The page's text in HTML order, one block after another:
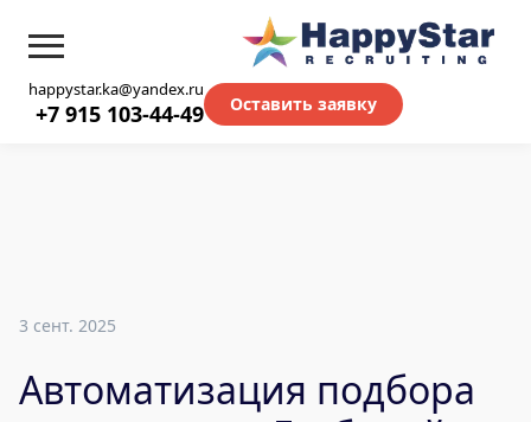
3 сент. 2025
Автоматизация подбора
happystar.ka@yandex.ru
+7 915 103-44-49 Оставить заявку